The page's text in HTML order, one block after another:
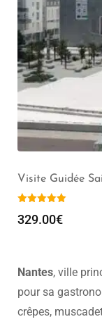
Visite Guidée
329.00€
Nantes, ville
pour sa
crêpes,